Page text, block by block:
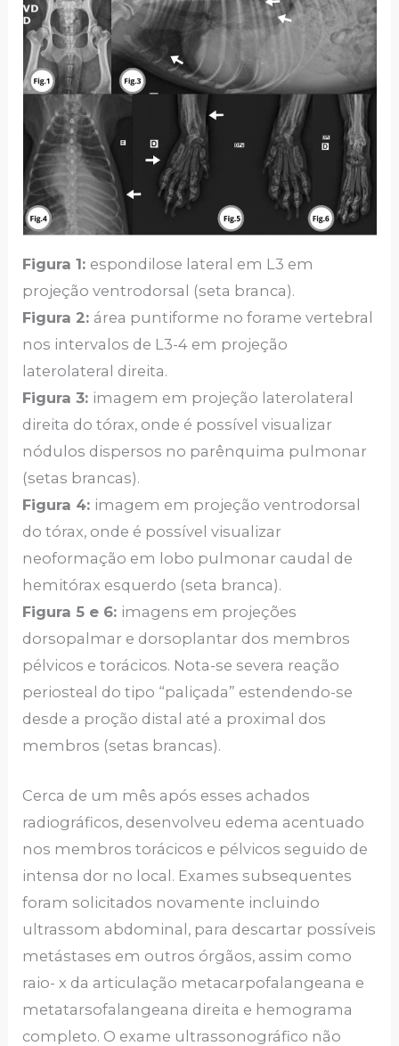
Figura 1: espondilose lateral em L3 em
projeção ventrodorsal (seta branca).
Figura 2: área puntiforme no forame vertebral
nos intervalos de L3-4 em projeção
laterolateral direita.
Figura 3: imagem em projeção laterolateral
direita do tórax, onde é possível visualizar
nódulos dispersos no parênquima pulmonar
(setas brancas).
Figura 4: imagem em projeção ventrodorsal
do tórax, onde é possível visualizar
neoformação em lobo pulmonar caudal de
hemitórax esquerdo (seta branca).
Figura 5 e 6: imagens em projeções
dorsopalmar e dorsoplantar dos membros
pélvicos e torácicos. Nota-se severa reação
periosteal do tipo “paliçada” estendendo-se
desde a proção distal até a proximal dos
membros (setas brancas).
Cerca de um mês após esses achados
radiográficos, desenvolveu edema acentuado
nos membros torácicos e pélvicos seguido de
intensa dor no local. Exames subsequentes
foram solicitados novamente incluindo
ultrassom abdominal, para descartar possíveis
metástases em outros órgãos, assim como
raio- x da articulação metacarpofalangeana e
metatarsofalangeana direita e hemograma
completo. O exame ultrassonográfico não